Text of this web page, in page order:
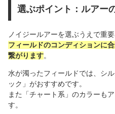
選ぶポイント：ルアー
ノイジールアーを選ぶうえで重
フィールドのコンディションに
繋がります。
水が濁ったフィールドでは、シ
ック」がおすすめです。
また「チャート系」のカラーも
す。